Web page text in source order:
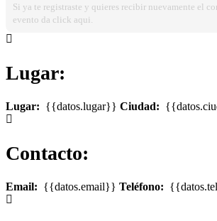
Si ya te registraste y quieres recibir nuevamente el
evento da click aqui.
Lugar:
Lugar: {{datos.lugar}} Ciudad:
Contacto:
Email: {{datos.email}} Teléfono: